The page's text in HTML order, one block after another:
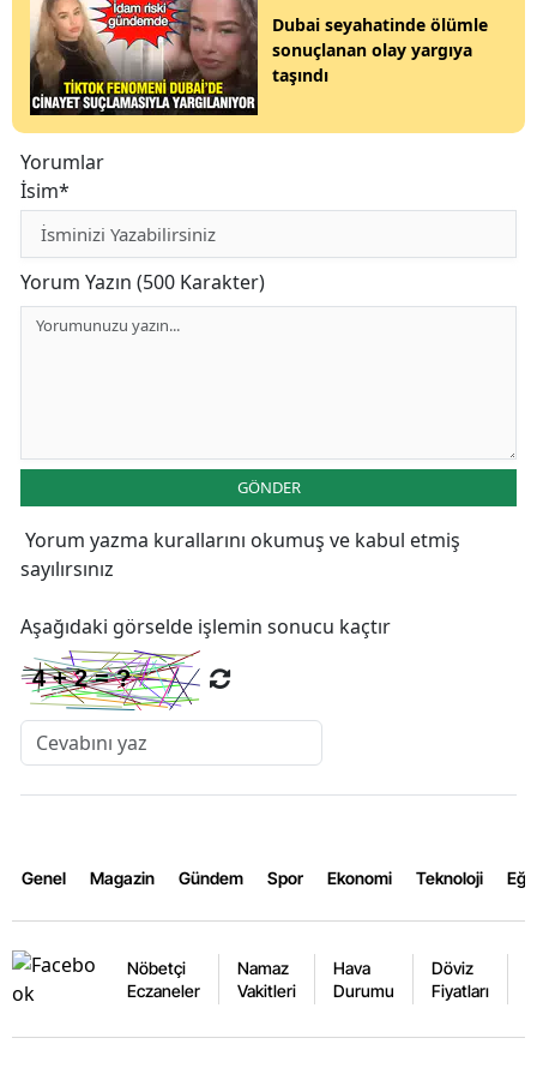
Dubai seyahatinde ölümle
sonuçlanan olay yargıya
taşındı
Yorumlar
İsim*
Yorum Yazın (500 Karakter)
GÖNDER
Yorum yazma kurallarını okumuş ve kabul etmiş
sayılırsınız
Aşağıdaki görselde işlemin sonucu kaçtır
Genel Magazin Gündem Spor Ekonomi Teknoloji
Nöbetçi
Eczaneler
Namaz
Vakitleri
Hava
Durumu
Döviz
Fiyatları